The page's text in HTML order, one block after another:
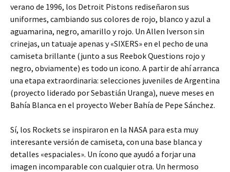
verano de 1996, los Detroit Pistons rediseñaron sus
uniformes, cambiando sus colores de rojo, blanco y azul a
aguamarina, negro, amarillo y rojo. Un Allen Iverson sin
crinejas, un tatuaje apenas y «SIXERS» en el pecho de una
camiseta brillante (junto a sus Reebok Questions rojo y
negro, obviamente) es todo un icono. A partir de ahí arranca
una etapa extraordinaria: selecciones juveniles de Argentina
(proyecto liderado por Sebastián Uranga), nueve meses en
Bahía Blanca en el proyecto Weber Bahía de Pepe Sánchez.
Sí, los Rockets se inspiraron en la NASA para esta muy
interesante versión de camiseta, con una base blanca y
detalles «espaciales». Un ícono que ayudó a forjar una
imagen incomparable con cualquier otra. Un hermoso